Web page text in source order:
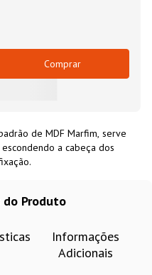
Comprar
de MDF Marfim, serve
a cabeça dos
do Produto
Informações
Adicionais